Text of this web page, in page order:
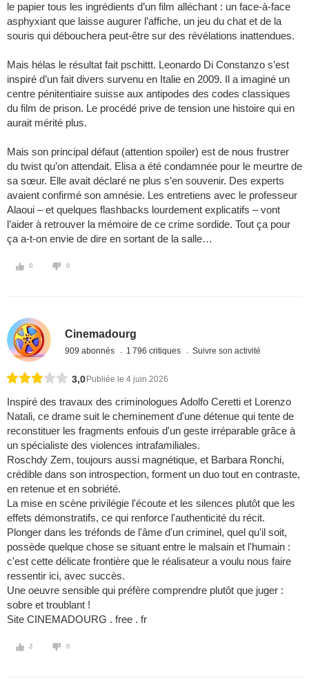
le papier tous les ingrédients d’un film alléchant : un face-à-face
asphyxiant que laisse augurer l’affiche, un jeu du chat et de la
souris qui débouchera peut-être sur des révélations inattendues.
Mais hélas le résultat fait pschittt. Leonardo Di Constanzo s’est
inspiré d’un fait divers survenu en Italie en 2009. Il a imaginé un
centre pénitentiaire suisse aux antipodes des codes classiques
du film de prison. Le procédé prive de tension une histoire qui en
aurait mérité plus.
Mais son principal défaut (attention spoiler) est de nous frustrer
du twist qu’on attendait. Elisa a été condamnée pour le meurtre de
sa sœur. Elle avait déclaré ne plus s’en souvenir. Des experts
avaient confirmé son amnésie. Les entretiens avec le professeur
Alaoui – et quelques flashbacks lourdement explicatifs – vont
l’aider à retrouver la mémoire de ce crime sordide. Tout ça pour
ça a-t-on envie de dire en sortant de la salle…
0 0
Cinemadourg
909 abonnés 1 796 critiques Suivre son activité
3,0 Publiée le 4 juin 2026
Inspiré des travaux des criminologues Adolfo Ceretti et Lorenzo
Natali, ce drame suit le cheminement d'une détenue qui tente de
reconstituer les fragments enfouis d'un geste irréparable grâce à
un spécialiste des violences intrafamiliales.
Roschdy Zem, toujours aussi magnétique, et Barbara Ronchi,
crédible dans son introspection, forment un duo tout en contraste,
en retenue et en sobriété.
La mise en scène privilégie l'écoute et les silences plutôt que les
effets démonstratifs, ce qui renforce l'authenticité du récit.
Plonger dans les tréfonds de l'âme d'un criminel, quel qu'il soit,
possède quelque chose se situant entre le malsain et l'humain :
c'est cette délicate frontière que le réalisateur a voulu nous faire
ressentir ici, avec succès.
Une oeuvre sensible qui préfère comprendre plutôt que juger :
sobre et troublant !
Site CINEMADOURG . free . fr
2 0